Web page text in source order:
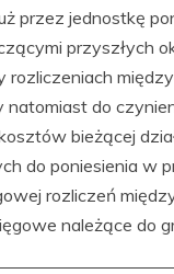
przez jednostkę
przyszłych
rozliczeniach
natomiast do
bieżącej
do poniesienia w
rozliczeń
należące do